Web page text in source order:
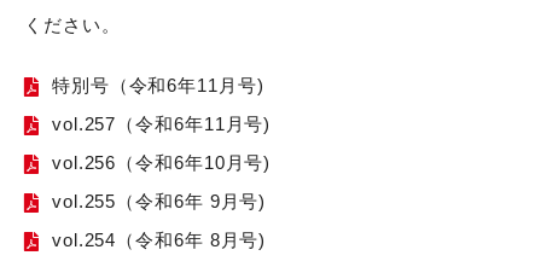
ください。
特別号（令和6年11月号)
vol.257（令和6年11月号)
vol.256（令和6年10月号)
vol.255（令和6年 9月号)
vol.254（令和6年 8月号)